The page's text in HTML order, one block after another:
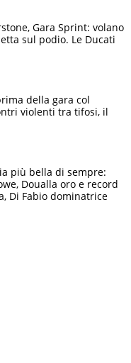
Gara Sprint: volano
sul podio. Le Ducati
della gara col
violenti tra tifosi, il
più bella di sempre:
Doualla oro e record
Di Fabio dominatrice